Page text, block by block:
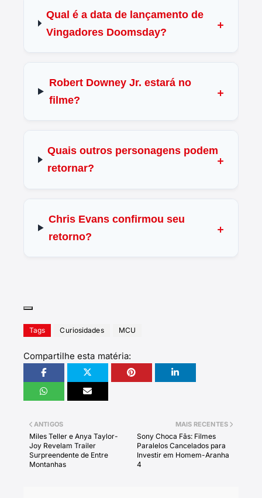
Qual é a data de lançamento de
Vingadores Doomsday?
Robert Downey Jr. estará no
filme?
Quais outros personagens podem
retornar?
Chris Evans confirmou seu
retorno?
Tags Curiosidades MCU
Compartilhe esta matéria:
MAIS RECENTES
Sony Choca Fãs: Filmes
Paralelos Cancelados para
Investir em Homem-Aranha
4
ANTIGOS
Miles Teller e Anya Taylor-
Joy Revelam Trailer
Surpreendente de Entre
Montanhas